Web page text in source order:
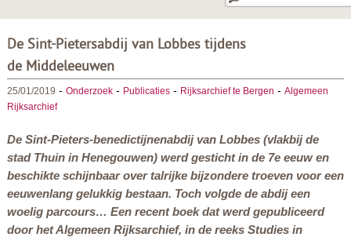
De Sint-Pietersabdij van Lobbes tijdens
de Middeleeuwen
25/01/2019 - Onderzoek- Publicaties- Rijksarchief te Bergen - Algemeen
Rijksarchief
De Sint-Pieters-benedictijnenabdij van Lobbes (vlakbij de
stad Thuin in Henegouwen) werd gesticht in de 7e eeuw en
beschikte schijnbaar over talrijke bijzondere troeven voor een
eeuwenlang gelukkig bestaan. Toch volgde de abdij een
woelig parcours… Een recent boek dat werd gepubliceerd
door het Algemeen Rijksarchief, in de reeks Studies in